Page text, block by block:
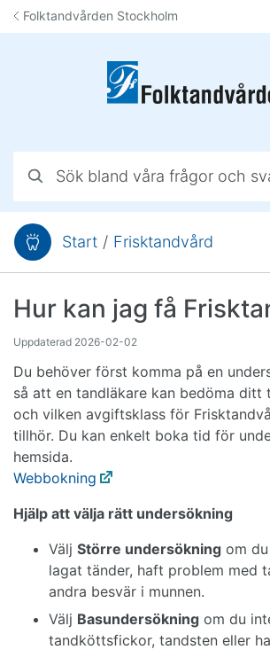
Hoppa till innehåll
Folktandvården Stockholm
Du är här:Start / Frisktandvård
Hur kan jag få
Uppdaterad 2026-02-02
Du behöver först komma på en
så att en tandläkare kan bedöma ditt
och vilken avgiftsklass för
tillhör. Du kan enkelt boka tid för
hemsida.
Webbokning
Hjälp att välja rätt undersökning
Välj Större undersökning om
lagat tänder, haft problem med
andra besvär i munnen.
Välj Basundersökning om du
tandköttsfickor, tandsten eller